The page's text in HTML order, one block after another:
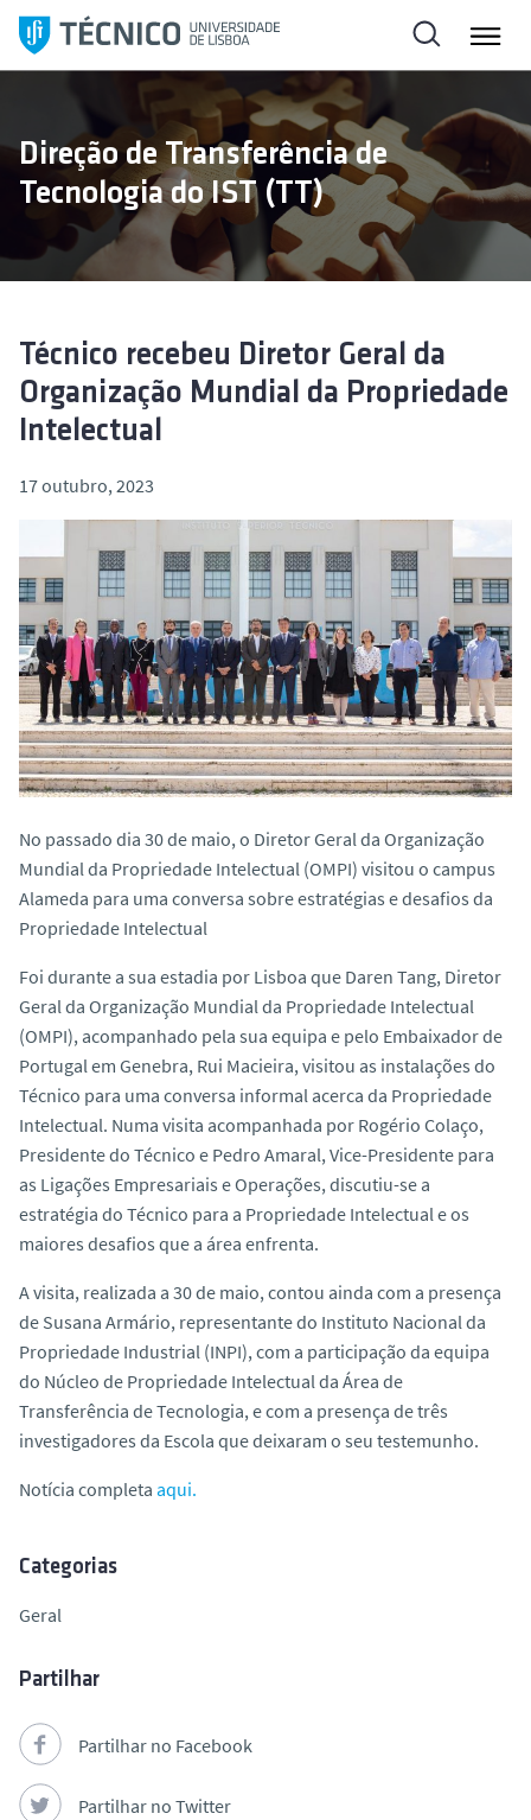
l
a
Direção de Transferência de
Tecnologia do IST (TT)
Técnico recebeu Diretor Geral da
Organização Mundial da Propriedade
Intelectual
17 outubro, 2023
No passado dia 30 de maio, o Diretor Geral da Organização
Mundial da Propriedade Intelectual (OMPI) visitou o campus
Alameda para uma conversa sobre estratégias e desafios da
Propriedade Intelectual
Foi durante a sua estadia por Lisboa que Daren Tang, Diretor
Geral da Organização Mundial da Propriedade Intelectual
(OMPI), acompanhado pela sua equipa e pelo Embaixador de
Portugal em Genebra, Rui Macieira, visitou as instalações do
Técnico para uma conversa informal acerca da Propriedade
Intelectual. Numa visita acompanhada por Rogério Colaço,
Presidente do Técnico e Pedro Amaral, Vice-Presidente para
as Ligações Empresariais e Operações, discutiu-se a
estratégia do Técnico para a Propriedade Intelectual e os
maiores desafios que a área enfrenta.
A visita, realizada a 30 de maio, contou ainda com a presença
de Susana Armário, representante do Instituto Nacional da
Propriedade Industrial (INPI), com a participação da equipa
do Núcleo de Propriedade Intelectual da Área de
Transferência de Tecnologia, e com a presença de três
investigadores da Escola que deixaram o seu testemunho.
Notícia completa aqui.
Categorias
Geral
Partilhar
Partilhar no Facebook
Partilhar no Twitter